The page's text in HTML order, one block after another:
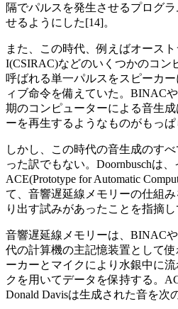
隔でパルスを発生させるプログ
せるようにした[14]。
また、この時代、例えばオース
I(CSIRAC)などのいくつかのコン
呼ばれる単一パルスをスピーカ
ィブ命令を備えていた。BINAC
期のコンピューターによる音生
ーを再生するようなものがもっぱ
しかし、この時代の音生成のす
った訳でもない。Doornbuschは
ACE(Prototype for Automatic
て、音響遅延線メモリーの仕組
り出す試みがあったことを指摘し
音響遅延線メモリーは、BINAC
代の計算機の主記憶装置として
ーカーとマイクにより水銀中に
クを用いてデータを保持する。
Donald Davisは生成された音を次